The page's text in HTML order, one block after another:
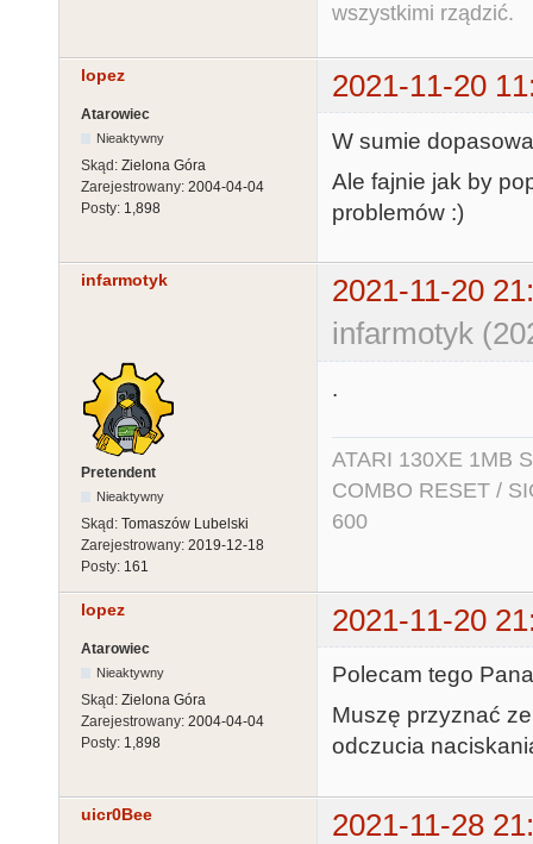
wszystkimi rządzić.
lopez 2021-11-20
Atarowiec
Nieaktywny
Skąd: Zielona Góra
Zarejestrowany: 2004-04-04
Posty: 1,898
W sumie
Ale fajnie jak by
problemów :)
infarmotyk
2021-11-20
infarmotyk
Pretendent
Nieaktywny
Skąd: Tomaszów Lubelski
Zarejestrowany: 2019-12-18
Posty: 161
.
ATARI 130XE 1MB
COMBO RESET /
600
lopez 2021-11-20
Atarowiec
Nieaktywny
Skąd: Zielona Góra
Zarejestrowany: 2004-04-04
Posty: 1,898
Polecam tego
Muszę przyznać
odczucia
uicr0Bee
2021-11-28